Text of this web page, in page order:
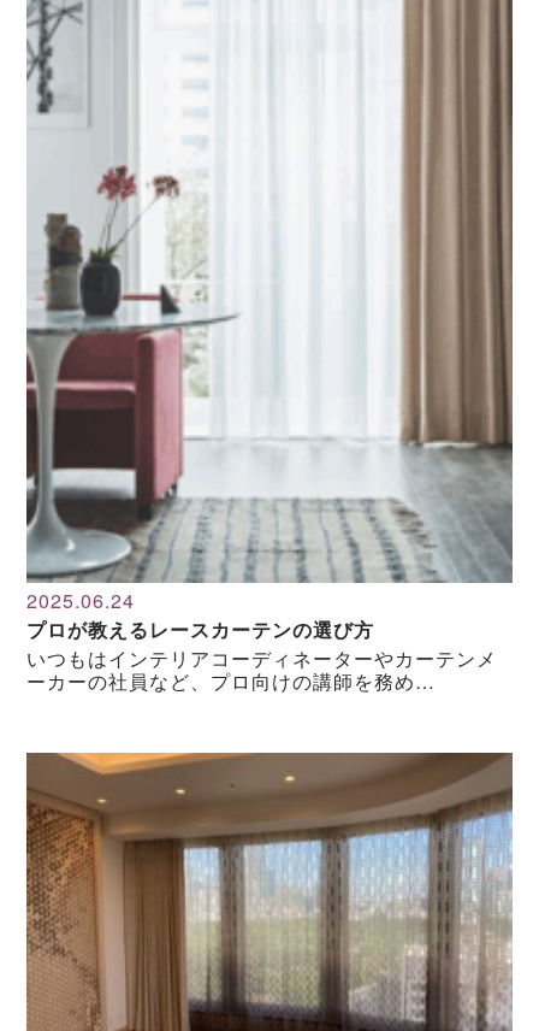
2025.06.24
プロが教えるレースカーテンの選び方
いつもはインテリアコーディネーターやカーテンメ
ーカーの社員など、プロ向けの講師を務め…